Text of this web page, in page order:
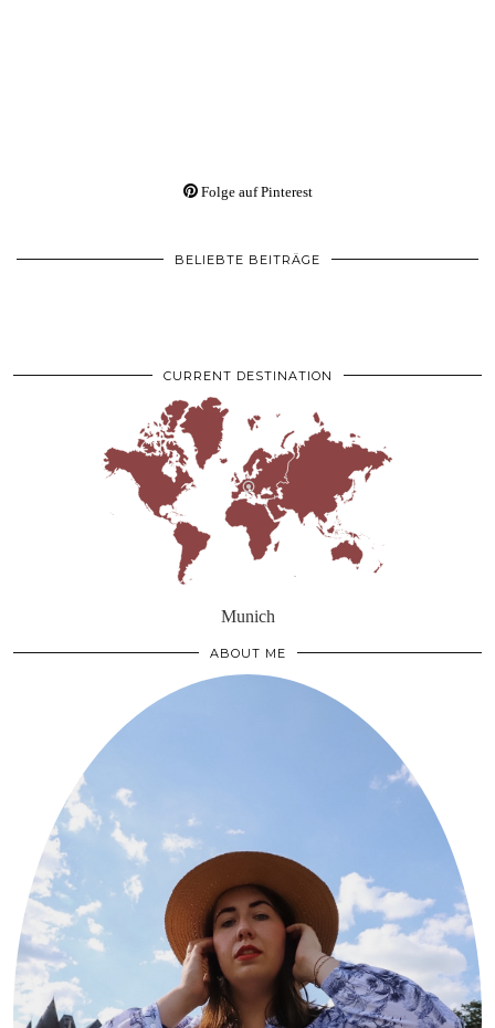
Folge auf Pinterest
BELIEBTE BEITRÄGE
CURRENT DESTINATION
Munich
ABOUT ME